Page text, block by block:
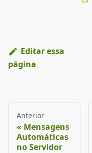
Editar essa
página
Anterior
Mensagens
Automáticas
no Servidor